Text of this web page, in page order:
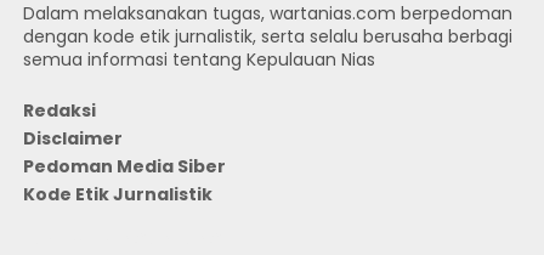
Dalam melaksanakan tugas, wartanias.com berpedoman
dengan kode etik jurnalistik, serta selalu berusaha berbagi
semua informasi tentang Kepulauan Nias
Redaksi
Disclaimer
Pedoman Media Siber
Kode Etik Jurnalistik